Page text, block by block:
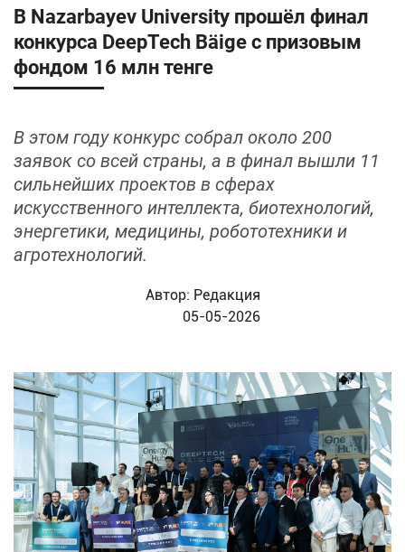
В Nazarbayev University прошёл финал
конкурса DeepTech Bäige с призовым
фондом 16 млн тенге
В этом году конкурс собрал около 200
заявок со всей страны, а в финал вышли 11
сильнейших проектов в сферах
искусственного интеллекта, биотехнологий,
энергетики, медицины, робототехники и
агротехнологий.
Автор: Редакция
05-05-2026